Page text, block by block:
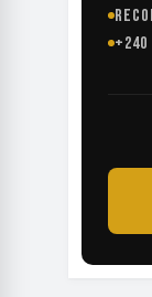
+240